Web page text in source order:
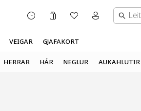
Karfa ÓskalistiMínar
VEIGAR GJAFAKORT
HERRAR HÁR NEGLUR AUKAHLUTIR